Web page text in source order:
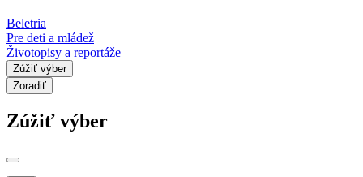
Beletria
Pre deti a mládež
Životopisy a reportáže
Zúžiť výber
Zoradiť
Zúžiť výber